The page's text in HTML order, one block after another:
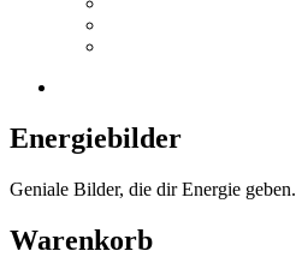
Energiebilder
Geniale Bilder, die dir Energie geben.
Warenkorb